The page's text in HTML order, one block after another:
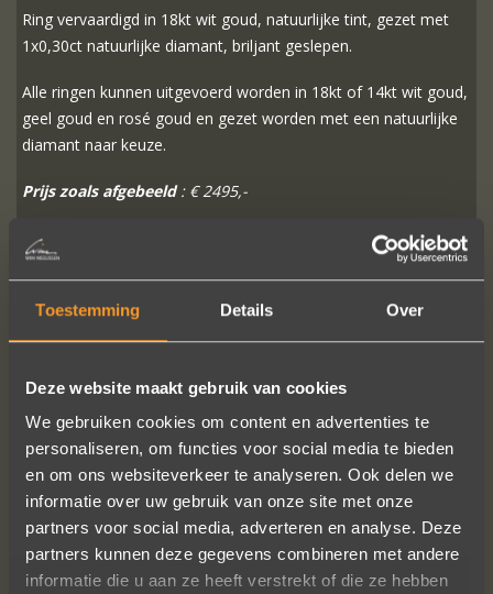
Toestemming Details Over
Deze website maakt gebruik van cookies
We gebruiken cookies om content en advertenties te
personaliseren, om functies voor social media te bieden
en om ons websiteverkeer te analyseren. Ook delen we
informatie over uw gebruik van onze site met onze
partners voor social media, adverteren en analyse. Deze
partners kunnen deze gegevens combineren met andere
informatie die u aan ze heeft verstrekt of die ze hebben
Ring vervaardigd in 18kt wit goud, natuurlijke tint, gezet met
1x0,30ct natuurlijke diamant, briljant geslepen.
Alle ringen kunnen uitgevoerd worden in 18kt of 14kt wit goud,
geel goud en rosé goud en gezet worden met een natuurlijke
diamant naar keuze.
Prijs zoals afgebeeld: € 2495,-
MEER INFO BESTELLEN?
VOLG ONS OP SOCIALE MEDIA